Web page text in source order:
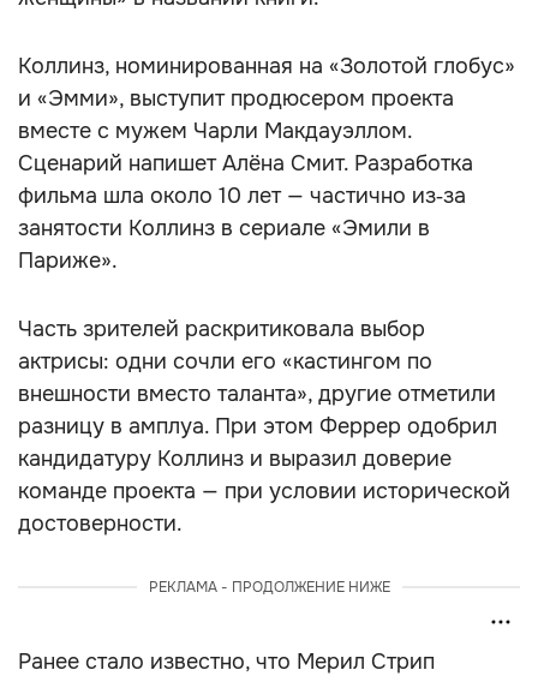
Коллинз, номинированная на «Золотой глобус»
и «Эмми», выступит продюсером проекта
вместе с мужем Чарли Макдауэллом.
Сценарий напишет Алёна Смит. Разработка
фильма шла около 10 лет — частично из‑за
занятости Коллинз в сериале «Эмили в
Париже».
Часть зрителей раскритиковала выбор
актрисы: одни сочли его «кастингом по
внешности вместо таланта», другие отметили
разницу в амплуа. При этом Феррер одобрил
кандидатуру Коллинз и выразил доверие
команде проекта — при условии исторической
достоверности.
РЕКЛАМА - ПРОДОЛЖЕНИЕ НИЖЕ
Ранее стало известно, что Мерил Стрип